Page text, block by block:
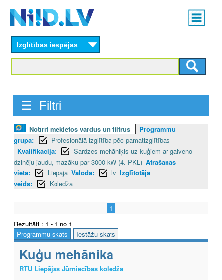
content
Main
menu
Izglītības iespējas
☰ Filtri
Notīrīt meklētos vārdus un filtrus
Programmu
grupa:
Profesionālā izglītība pēc pamatizglītības
Kvalifikācija:
Sardzes mehāniķis uz kuģiem ar galveno
dzinēju jaudu, mazāku par 3000 kW (4. PKL) Atrašanās
vieta:
Liepāja Valoda: lv Izglītotāja
veids:
Koledža
1
Rezultāti : 1 - 1 no 1
Programmu skats
Iestāžu skats
Kuģu mehānika
RTU Liepājas Jūrniecības koledža